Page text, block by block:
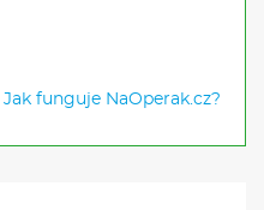
Jak funguje NaOperak.cz?